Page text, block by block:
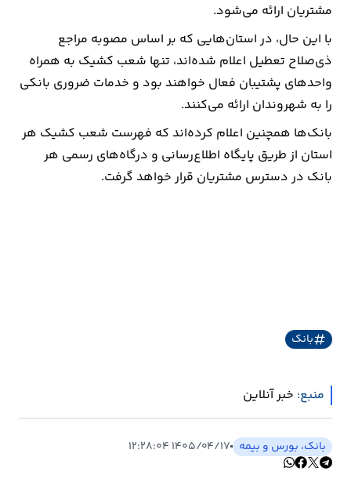
راه
و
مسکن
اقتصاد
ایران
ارتباطات
مشتریان ارائه می‌شود.
با این حال، در استان‌هایی که بر اساس مصوبه مراجع
ذی‌صلاح تعطیل اعلام شده‌اند، تنها شعب کشیک به همراه
واحدهای پشتیبان فعال خواهند بود و خدمات ضروری بانکی
را به شهروندان ارائه می‌کنند.
بانک‌ها همچنین اعلام کرده‌اند که فهرست شعب کشیک هر
استان از طریق پایگاه اطلاع‌رسانی و درگاه‌های رسمی هر
بانک در دسترس مشتریان قرار خواهد گرفت.
بانک
منبع: خبر آنلاین
بانک، بورس و بیمه ۱۴۰۵/۰۴/۱۷ ۱۲:۲۸:۰۴